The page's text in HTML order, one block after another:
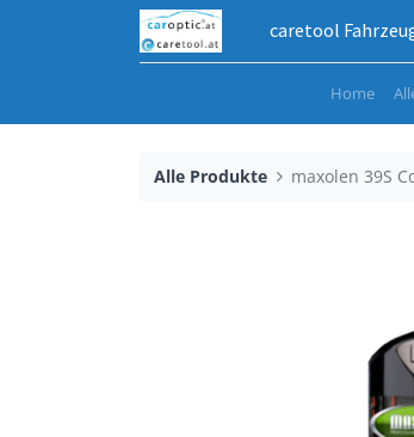
caretool
Home
Alle Produkte maxolen 39S